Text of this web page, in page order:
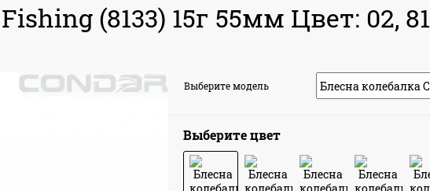
(8133) 15г 55мм Цвет: 02,
Выберите модель
Выберите цвет